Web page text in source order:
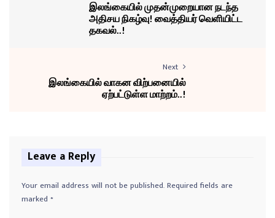
இலங்கையில் முதன்முறையான நடந்த
அதிசய நிகழ்வு! வைத்தியர் வெளியிட்ட
தகவல்..!
Next
இலங்கையில் வாகன விற்பனையில்
ஏற்பட்டுள்ள மாற்றம்..!
Leave a Reply
Your email address will not be published.Required fields are
marked *